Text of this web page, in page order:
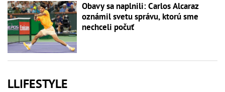
Obavy sa naplnili: Carlos Alcaraz
oznámil svetu správu, ktorú sme
nechceli počuť
LLIFESTYLE